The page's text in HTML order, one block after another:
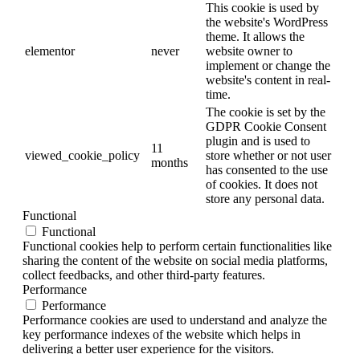
elementor never
This cookie is used by
the website's WordPress
theme. It allows the
website owner to
implement or change the
website's content in real-
time.
viewed_cookie_policy
11
months
The cookie is set by the
GDPR Cookie Consent
plugin and is used to
store whether or not user
has consented to the use
of cookies. It does not
store any personal data.
Functional
Functional
Functional cookies help to perform certain functionalities like
sharing the content of the website on social media platforms,
collect feedbacks, and other third-party features.
Performance
Performance
Performance cookies are used to understand and analyze the
key performance indexes of the website which helps in
delivering a better user experience for the visitors.